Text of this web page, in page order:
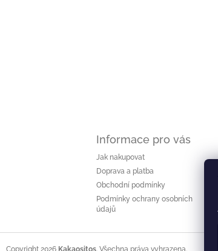
Informace pro vás
Jak nakupovat
Doprava a platba
Obchodní podmínky
Podmínky ochrany osobních
údajů